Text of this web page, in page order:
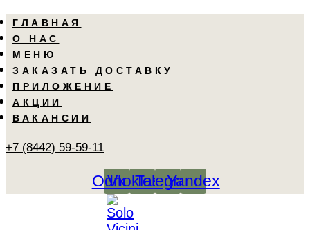
Skip
links
Skip
to
primary
navigation
Skip
to
content
ГЛАВНАЯ
О НАС
МЕНЮ
ЗАКАЗАТЬ ДОСТАВКУ
ПРИЛОЖЕНИЕ
АКЦИИ
ВАКАНСИИ
+7 (8442) 59-59-11
Vk
Odnoklassniki
Telegram
Yandex